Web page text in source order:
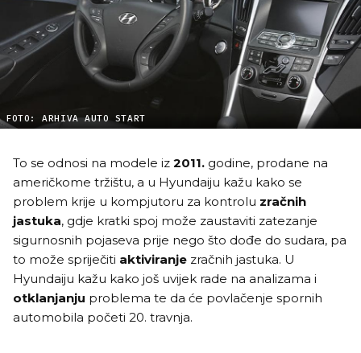
FOTO: ARHIVA AUTO START
To se odnosi na modele iz 2011. godine, prodane na
američkome tržištu, a u Hyundaiju kažu kako se
problem krije u kompjutoru za kontrolu zračnih
jastuka, gdje kratki spoj može zaustaviti zatezanje
sigurnosnih pojaseva prije nego što dođe do sudara, pa
to može spriječiti aktiviranje zračnih jastuka. U
Hyundaiju kažu kako još uvijek rade na analizama i
otklanjanju problema te da će povlačenje spornih
automobila početi 20. travnja.